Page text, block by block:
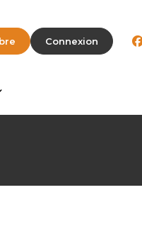
Connexion